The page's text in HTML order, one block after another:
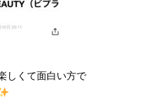
しくて面白い方で